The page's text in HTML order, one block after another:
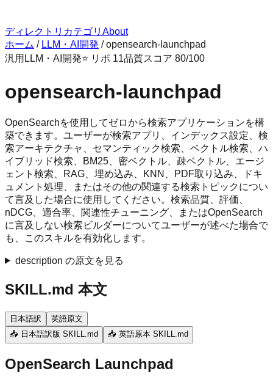
ディレクトリ カテゴリ About
ホーム / LLM・AI開発 /opensearch-launchpad
汎用 LLM・AI開発⭐ リポ 11品質スコア 80/100
opensearch-launchpad
OpenSearchを使用してゼロから検索アプリケーションを構
築できます。ユーザーが検索アプリ、インデックス設定、検
索アーキテクチャ、セマンティック検索、ベクトル検索、ハ
イブリッド検索、BM25、密ベクトル、疎ベクトル、エージ
ェント検索、RAG、埋め込み、KNN、PDF取り込み、ドキ
ュメント処理、またはその他の関連する検索トピックについ
て言及した場合に使用してください。検索品質、評価、
nDCG、適合率、関連性チューニング、またはOpenSearch
に言及しない検索ビルダーについてユーザーが述べた場合で
も、このスキルを有効化します。
description の原文を見る
SKILL.md 本文
日本語訳
英語原文
📥 日本語訳版 SKILL.md
📥 英語原本 SKILL.md
OpenSearch Launchpad